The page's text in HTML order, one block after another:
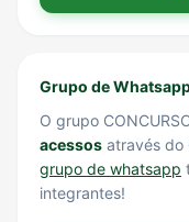
Grupo de
O grupo
acessos através do
grupo de whatsapp
integrantes!